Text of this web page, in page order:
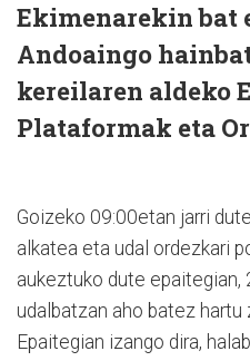
Ekimenarekin bat
Andoaingo
kereilaren aldeko
Plataformak eta
Goizeko 09:00etan jarri
alkatea eta udal ordezkari
aukeztuko dute
udalbatzan aho batez hartu
Epaitegian izango dira,